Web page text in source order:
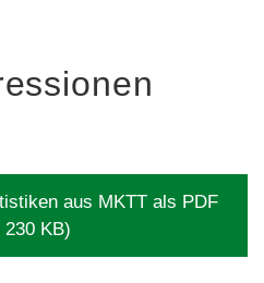
aus MKTT als PDF
230 KB)